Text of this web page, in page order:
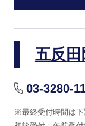
五反田
03-3280-
※最終受付時間は下